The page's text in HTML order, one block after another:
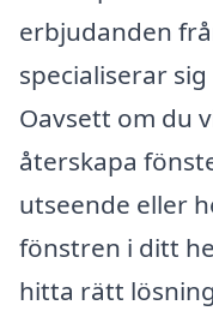
erbjudanden
specialiserar
Oavsett om du
återskapa
utseende eller
fönstren i ditt
hitta rätt